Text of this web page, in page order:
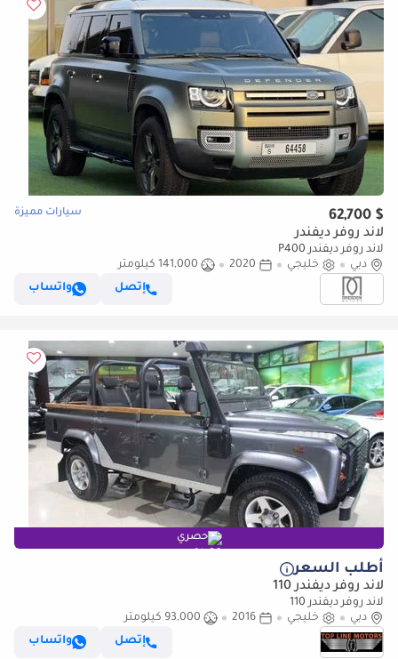
$ 62,700 سيارات مميزة
لاند روفر ديفندر
لاند روفر ديفندر P400
دبي
خليجي 2020
141,000 كيلومتر
إتصل
واتساب
حصري
أطلب السعر
لاند روفر ديفندر 110
لاند روفر ديفندر 110
دبي
خليجي 2016
93,000 كيلومتر
إتصل
واتساب